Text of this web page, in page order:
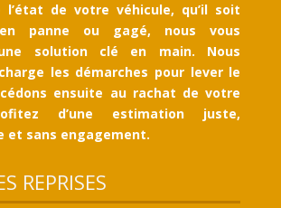
l’état de votre véhicule, qu’il soit
panne ou gagé, nous vous
solution clé en main. Nous
les démarches pour lever le
ensuite au rachat de votre
d’une estimation juste,
et sans engagement.
REPRISES